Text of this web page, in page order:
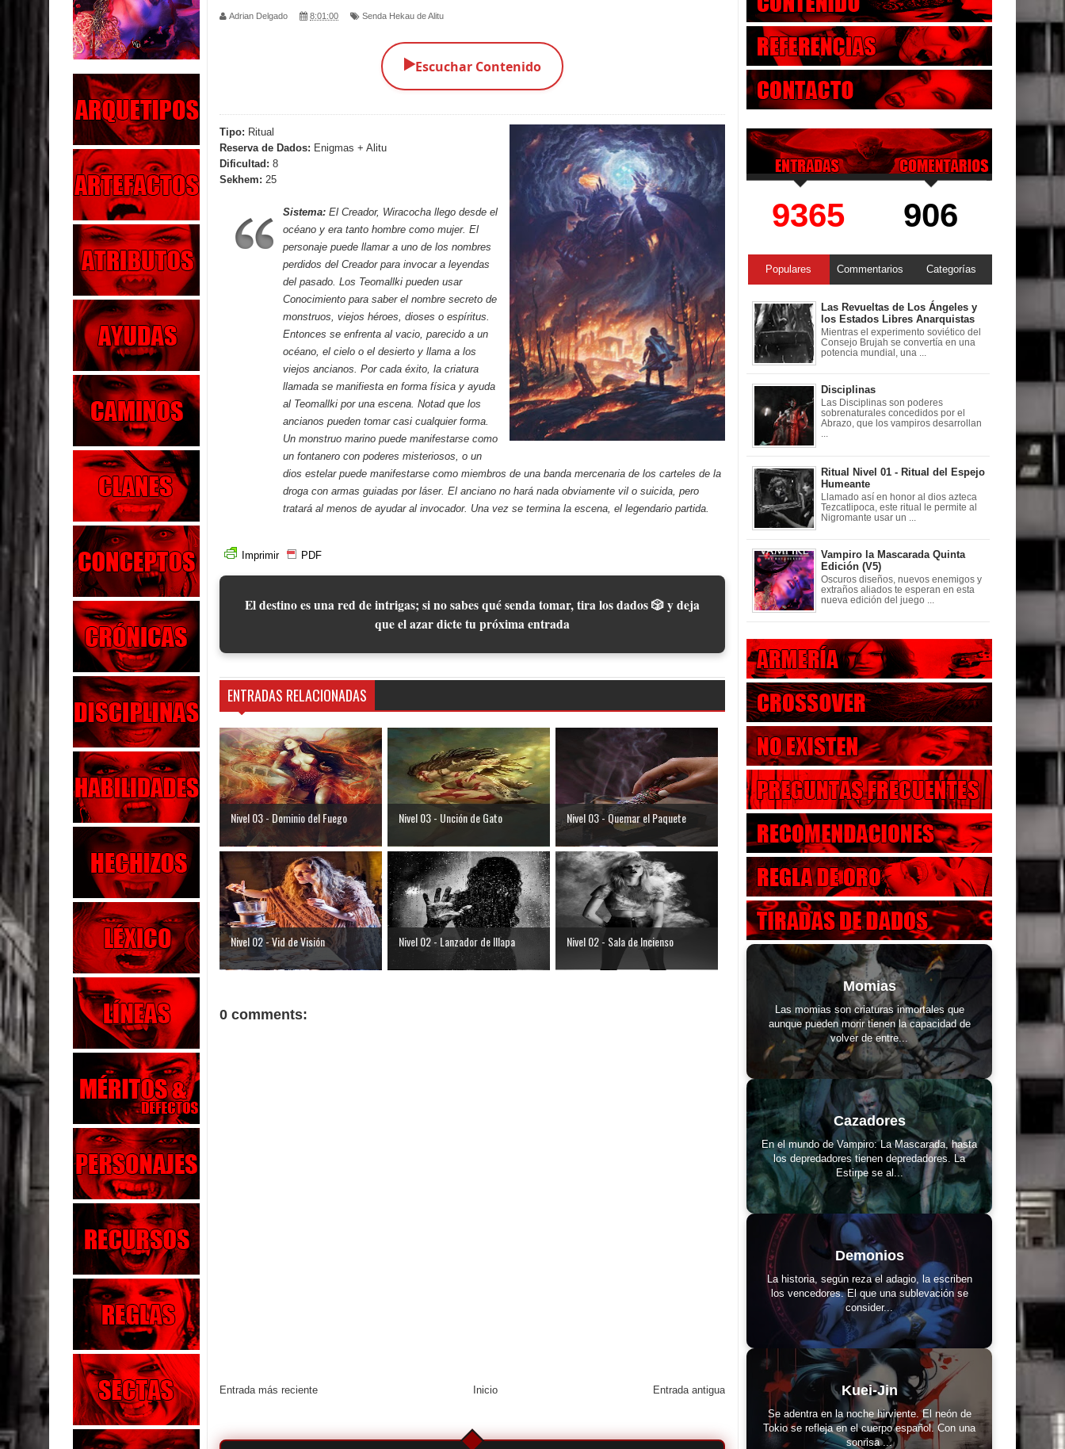
Los Muertos se Levantan (Relato)
Los Monstruos más Buscados
Alma
El Destructor
El Buscador
El Pueblo Protegido
Parte 05: Sitiados
Parte 04: Se Descubre el Pastel
Parte 03: Una Piraña en el Bidé
Adrian Delgado 8:01:00 Senda Hekau de Alitu
▶️Escuchar Contenido
Tipo: Ritual
Reserva de Dados: Enigmas + Alitu
Dificultad: 8
Sekhem: 25
Sistema: El Creador, Wiracocha llego desde el
océano y era tanto hombre como mujer. El
personaje puede llamar a uno de los nombres
perdidos del Creador para invocar a leyendas
del pasado. Los Teomallki pueden usar
Conocimiento para saber el nombre secreto de
monstruos, viejos héroes, dioses o espíritus.
Entonces se enfrenta al vacio, parecido a un
océano, el cielo o el desierto y llama a los
viejos ancianos. Por cada éxito, la criatura
llamada se manifiesta en forma física y ayuda
al Teomallki por una escena. Notad que los
ancianos pueden tomar casi cualquier forma.
Un monstruo marino puede manifestarse como
un fontanero con poderes misteriosos, o un
dios estelar puede manifestarse como miembros de una banda mercenaria de los carteles de la
droga con armas guiadas por láser. El anciano no hará nada obviamente vil o suicida, pero
tratará al menos de ayudar al invocador. Una vez se termina la escena, el legendario partida.
Imprimir PDF
El destino es una red de intrigas; si no sabes qué senda tomar, tira los dados 🎲 y deja
que el azar dicte tu próxima entrada
ENTRADAS RELACIONADAS
Nivel 03 - Dominio del Fuego Nivel 03 - Unción de Gato Nivel 03 - Quemar el Paquete
Nivel 02 - Vid de Visión Nivel 02 - Lanzador de Illapa Nivel 02 - Sala de Incienso
0 comments:
Entrada más reciente Entrada antigua
Inicio
9365 906
Populares Commentarios Categorías
Las Revueltas de Los Ángeles y
los Estados Libres Anarquistas
Mientras el experimento soviético del
Consejo Brujah se convertía en una
potencia mundial, una ...
Disciplinas
Las Disciplinas son poderes
sobrenaturales concedidos por el
Abrazo, que los vampiros desarrollan
Ritual Nivel 01 - Ritual del Espejo
Humeante
Llamado así en honor al dios azteca
Tezcatlipoca, este ritual le permite al
Nigromante usar un ...
Vampiro la Mascarada Quinta
Edición (V5)
Oscuros diseños, nuevos enemigos y
extraños aliados te esperan en esta
nueva edición del juego ...
Momias
Las momias son criaturas inmortales que
aunque pueden morir tienen la capacidad de
volver de entre...
Cazadores
En el mundo de Vampiro: La Mascarada, hasta
los depredadores tienen depredadores. La
Estirpe se al...
Demonios
La historia, según reza el adagio, la escriben
los vencedores. El que una sublevación se
consider...
Kuei-Jin
Se adentra en la noche hirviente. El neón de
Tokio se refleja en el cuerpo español. Con una
sonrisa ...